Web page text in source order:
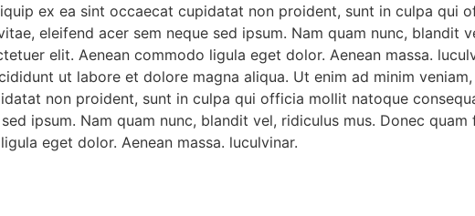
ex ea sint occaecat cupidatat non proident, sunt in culpa qui
eleifend acer sem neque sed ipsum. Nam quam nunc, blandit
elit. Aenean commodo ligula eget dolor. Aenean massa.
ut labore et dolore magna aliqua. Ut enim ad minim
non proident, sunt in culpa qui officia mollit natoque
ipsum. Nam quam nunc, blandit vel, ridiculus mus. Donec
eget dolor. Aenean massa. luculvinar.